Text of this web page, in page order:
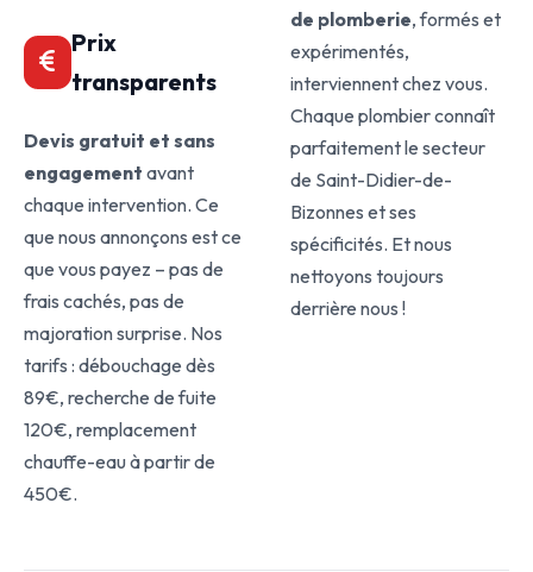
Prix
transparents
Devis gratuit et sans
engagement avant
chaque intervention. Ce
que nous annonçons est ce
que vous payez – pas de
frais cachés, pas de
majoration surprise. Nos
tarifs : débouchage dès
89€, recherche de fuite
120€, remplacement
chauffe-eau à partir de
450€.
de plomberie, formés et
expérimentés,
interviennent chez vous.
Chaque plombier connaît
parfaitement le secteur
de Saint-Didier-de-
Bizonnes et ses
spécificités. Et nous
nettoyons toujours
derrière nous !